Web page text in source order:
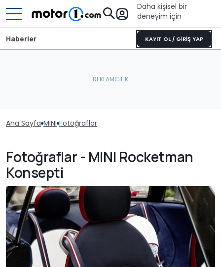
Daha kişisel bir
deneyim için
KAYIT OL / GİRİŞ YAP
Haberler
Ana Sayfa MINI Fotoğraflar
Fotoğraflar - MINI Rocketman
Konsepti